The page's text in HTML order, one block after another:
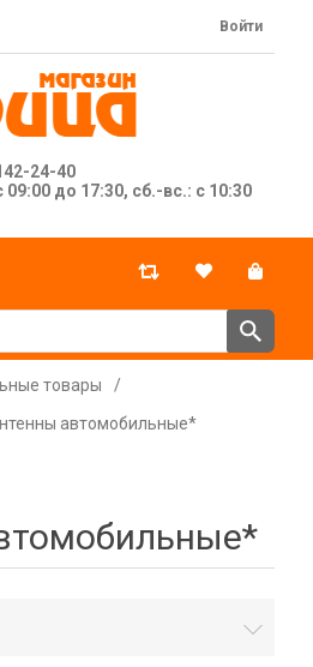
24-40
09:00 до 17:30, сб.-вс.: с 10:30
Войти
товары
/
автомобильные*